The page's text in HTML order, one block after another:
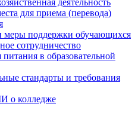
деятельность
для приема (перевода)
меры поддержки обучающихся
сотрудничество
в образовательной
стандарты и требования
о колледже